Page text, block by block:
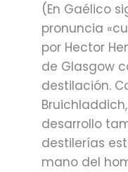
(En Gaélico
pronuncia
por Hector
de Glasgow
destilación.
desarrollo
destilerías
mano del